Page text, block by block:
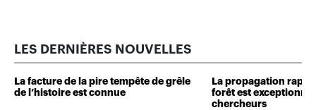
LES DERNIÈRES NOUVELLES
La facture de la pire tempête de grêle
de l’histoire est connue
La propagation
forêt est
chercheurs